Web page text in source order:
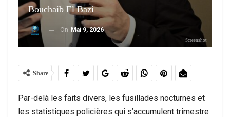
Bouchaib El Bazi
On Mai 9, 2026
Screenshot
Share
Par-delà les faits divers, les fusillades nocturnes et
les statistiques policières qui s’accumulent trimestre